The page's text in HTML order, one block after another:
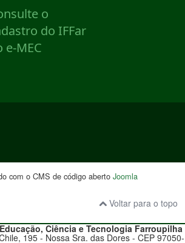
com o CMS de código aberto Joomla
Voltar para o topo
Ciência e Tecnologia Farroupilha
195 - Nossa Sra. das Dores - CEP 97050-